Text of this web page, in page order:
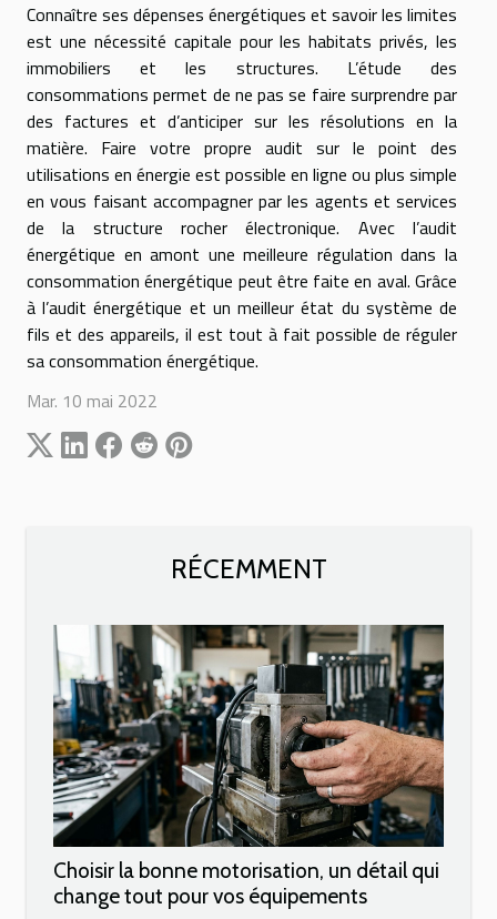
Connaître ses dépenses énergétiques et savoir les limites
est une nécessité capitale pour les habitats privés, les
immobiliers et les structures. L’étude des
consommations permet de ne pas se faire surprendre par
des factures et d’anticiper sur les résolutions en la
matière. Faire votre propre audit sur le point des
utilisations en énergie est possible en ligne ou plus simple
en vous faisant accompagner par les agents et services
de la structure rocher électronique. Avec l’audit
énergétique en amont une meilleure régulation dans la
consommation énergétique peut être faite en aval. Grâce
à l’audit énergétique et un meilleur état du système de
fils et des appareils, il est tout à fait possible de réguler
sa consommation énergétique.
Mar. 10 mai 2022
RÉCEMMENT
Choisir la bonne motorisation, un détail qui
change tout pour vos équipements